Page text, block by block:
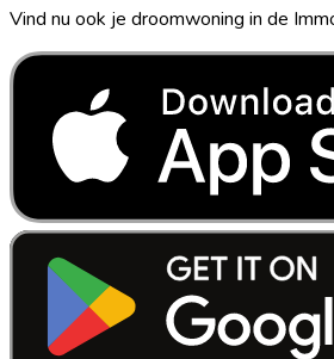
Vind nu ook je droomwoning in de